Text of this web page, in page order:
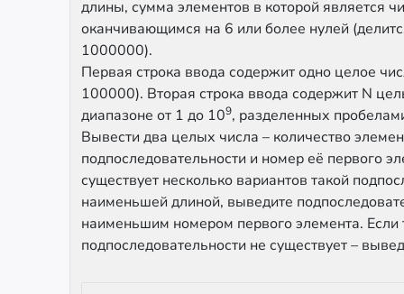
длины, сумма элементов в которой является
оканчивающимся на 6 или более нулей
1000000).
Первая строка ввода содержит одно целое
100000). Вторая строка ввода содержит N
диапазоне от 1 до 109, разделенных
Вывести два целых числа – количество
подпоследовательности и номер её первого
существует несколько вариантов такой
наименьшей длиной, выведите
наименьшим номером первого элемента. Если
подпоследовательности не существует –